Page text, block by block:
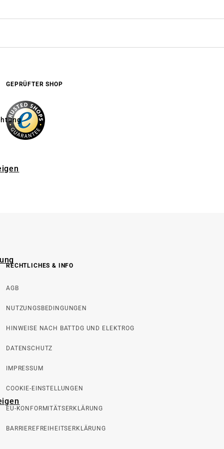
GEPRÜFTER SHOP
RECHTLICHES & INFO
AGB
NUTZUNGSBEDINGUNGEN
HINWEISE NACH BATTDG UND ELEKTROG
DATENSCHUTZ
IMPRESSUM
COOKIE-EINSTELLUNGEN
EU-KONFORMITÄTSERKLÄRUNG
BARRIEREFREIHEITSERKLÄRUNG